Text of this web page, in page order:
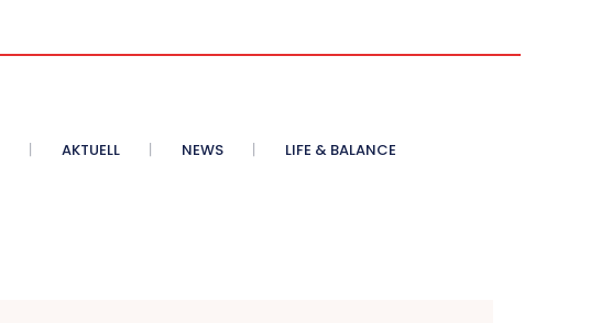
AKTUELL NEWS LIFE & BALANCE